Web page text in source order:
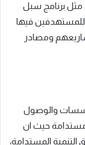
مثل برنامج سبل
للمستهدفين فيها
ومصادر
والوصول
حيث ان
المستدامة،